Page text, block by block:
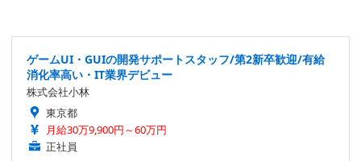
ゲームUI・GUIの開発サポートスタッフ/第2新卒歓迎/有給
消化率高い・IT業界デビュー
株式会社小林
東京都
月給30万9,900円～60万円
正社員